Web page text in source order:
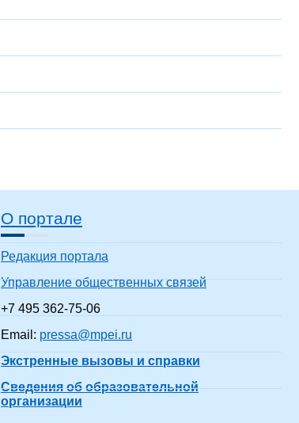
О портале
Редакция портала
Управление общественных связей
+7 495 362-75-06
Email: pressa@mpei.ru
Экстренные вызовы и справки
Сведения об образовательной
организации